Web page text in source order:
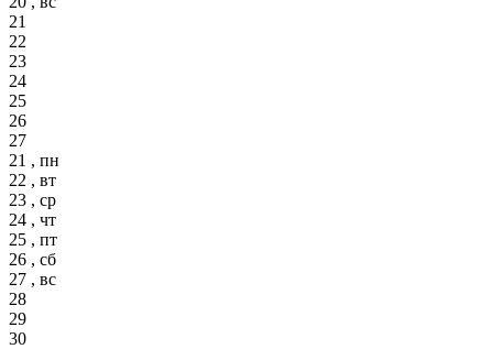
21
22
23
24
25
26
27
21 , пн
22 , вт
23 , ср
24 , чт
25 , пт
26 , сб
27 , вс
28
29
30